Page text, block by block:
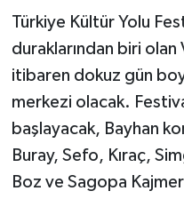
Türkiye Kültür Yolu
duraklarından biri olan
itibaren dokuz gün
merkezi olacak.
başlayacak, Bayhan
Buray, Sefo, Kıraç,
Boz ve Sagopa